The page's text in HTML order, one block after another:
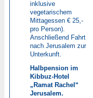
inklusive
vegetarischem
Mittagessen € 25,-
pro Person).
Anschließend Fahrt
nach Jerusalem zur
Unterkunft.
Halbpension im
Kibbuz-Hotel
„Ramat Rachel“
Jerusalem.